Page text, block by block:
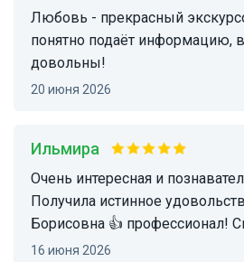
Любовь - прекрасный экскурсовод, отлично и
понятно подаёт информацию,
довольны!
20 июня 2026
Ильмира
Очень интересная и познавательная экскурсия.
Получила истинное
Борисовна 👍 профессионал!
16 июня 2026